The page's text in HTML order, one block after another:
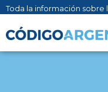
Toda la información sobre